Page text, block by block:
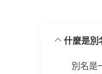
什麼是別
別名是